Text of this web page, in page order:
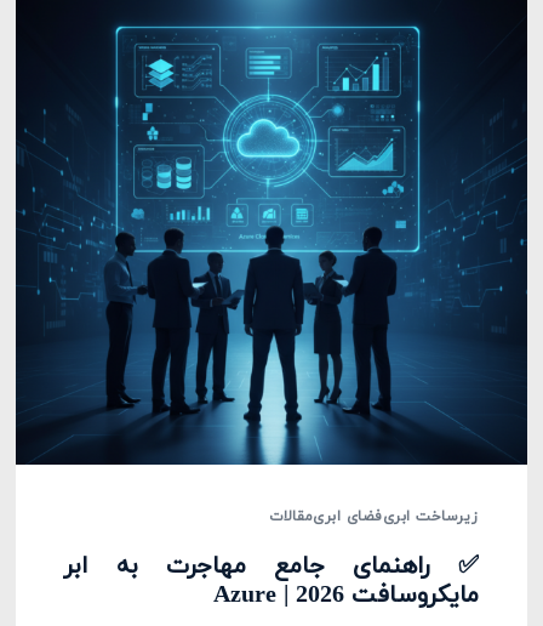
زیرساخت ابریفضای ابریمقالات
✅ راهنمای جامع مهاجرت به ابر
مایکروسافت Azure | 2026